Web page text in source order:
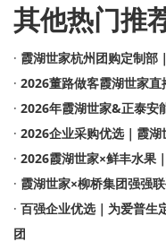
其他热门推
· 霞湖世家杭州团购定制部
· 2026董路做客霞湖世家
· 2026年霞湖世家&正泰安
· 2026企业采购优选｜霞
· 2026霞湖世家×鲜丰水果
· 霞湖世家×柳桥集团强强
· 百强企业优选｜为爱普生
团